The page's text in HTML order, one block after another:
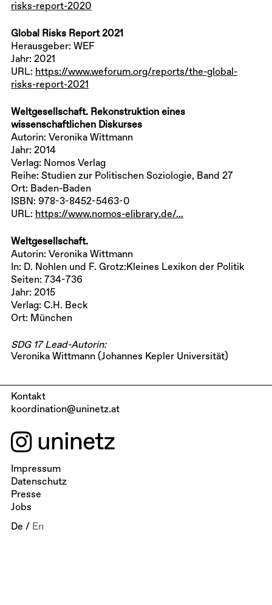
risks-report-2020
Global Risks Report 2021
Herausgeber: WEF
Jahr: 2021
URL: https://www.weforum.org/reports/the-global-
risks-report-2021
Weltgesellschaft. Rekonstruktion eines
wissenschaftlichen Diskurses
Autorin: Veronika Wittmann
Jahr: 2014
Verlag: Nomos Verlag
Reihe: Studien zur Politischen Soziologie, Band 27
Ort: Baden-Baden
ISBN: 978-3-8452-5463-0
URL: https://www.nomos-elibrary.de/...
Weltgesellschaft.
Autorin: Veronika Wittmann
In: D. Nohlen und F. Grotz:Kleines Lexikon der Politik
Seiten: 734-736
Jahr: 2015
Verlag: C.H. Beck
Ort: München
SDG 17 Lead-Autorin:
Veronika Wittmann (Johannes Kepler Universität)
Kontakt
koordination@uninetz.at
Impressum
Datenschutz
Presse
Jobs
De / En